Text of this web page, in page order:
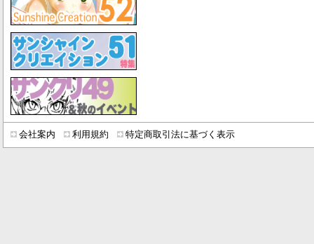
会社案内 利用規約 特定商取引法に基づく表示